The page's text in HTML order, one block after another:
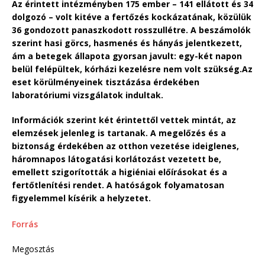
Az érintett intézményben 175 ember – 141 ellátott és 34
dolgozó – volt kitéve a fertőzés kockázatának, közülük
36 gondozott panaszkodott rosszullétre. A beszámolók
szerint hasi görcs, hasmenés és hányás jelentkezett,
ám a betegek állapota gyorsan javult: egy-két napon
belül felépültek, kórházi kezelésre nem volt szükség.Az
eset körülményeinek tisztázása érdekében
laboratóriumi vizsgálatok indultak.
Információk szerint két érintettől vettek mintát, az
elemzések jelenleg is tartanak. A megelőzés és a
biztonság érdekében az otthon vezetése ideiglenes,
háromnapos látogatási korlátozást vezetett be,
emellett szigorították a higiéniai előírásokat és a
fertőtlenítési rendet. A hatóságok folyamatosan
figyelemmel kísérik a helyzetet.
Forrás
Megosztás